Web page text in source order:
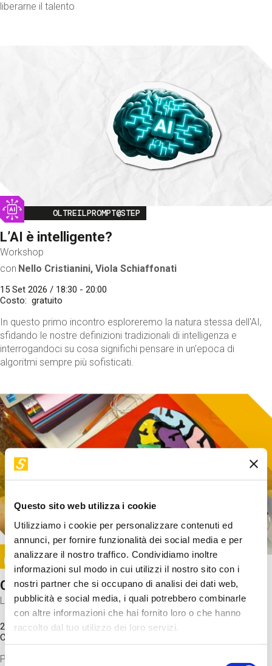
Questo sito web utilizza i cookie
Utilizziamo i cookie per personalizzare contenuti ed
annunci, per fornire funzionalità dei social media e per
analizzare il nostro traffico. Condividiamo inoltre
informazioni sul modo in cui utilizzi il nostro sito con i
nostri partner che si occupano di analisi dei dati web,
pubblicità e social media, i quali potrebbero combinarle
con altre informazioni che hai fornito loro o che hanno
raccolto dal tuo utilizzo dei loro servizi.
Selezione
liberarne il talento
Image
OLTREILPROMPT@STEP
L’AI è intelligente?
Workshop
con Nello Cristianini, Viola Schiaffonati
15 Set 2026 / 18:30 - 20:00
Costo
gratuito
In questo primo incontro esploreremo la natura stessa dell'AI,
sfidando le nostre definizioni tradizionali di intelligenza e
interrogandoci su cosa significhi pensare in un'epoca di
algoritmi sempre più sofisticati.
Image
SUNDAY@STEP
Come funziona il cervello?
Laboratorio
20 Set 2026 / 11:15 - 13:00
Costo
Proveremo a costruire un cervello in cartoncino cercando di